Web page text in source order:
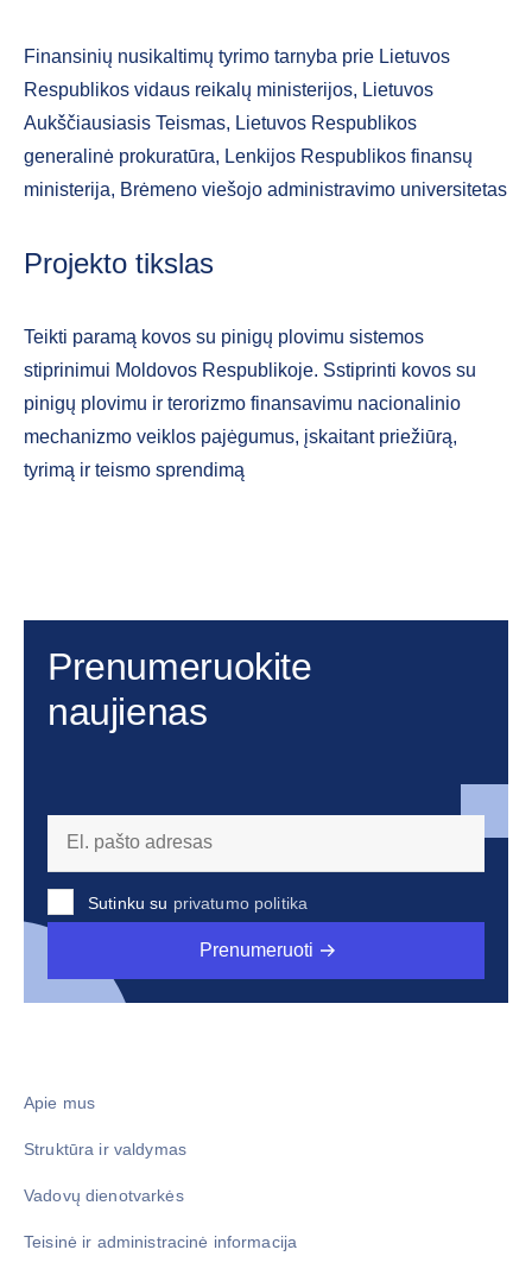
Finansinių nusikaltimų tyrimo tarnyba prie Lietuvos
Respublikos vidaus reikalų ministerijos, Lietuvos
Aukščiausiasis Teismas, Lietuvos Respublikos
generalinė prokuratūra, Lenkijos Respublikos finansų
ministerija, Brėmeno viešojo administravimo universitetas
Projekto tikslas
Teikti paramą kovos su pinigų plovimu sistemos
stiprinimui Moldovos Respublikoje. Sstiprinti kovos su
pinigų plovimu ir terorizmo finansavimu nacionalinio
mechanizmo veiklos pajėgumus, įskaitant priežiūrą,
tyrimą ir teismo sprendimą
Prenumeruokite
naujienas
Sutinku su privatumo politika
Prenumeruoti
Apie mus
Struktūra ir valdymas
Vadovų dienotvarkės
Teisinė ir administracinė informacija